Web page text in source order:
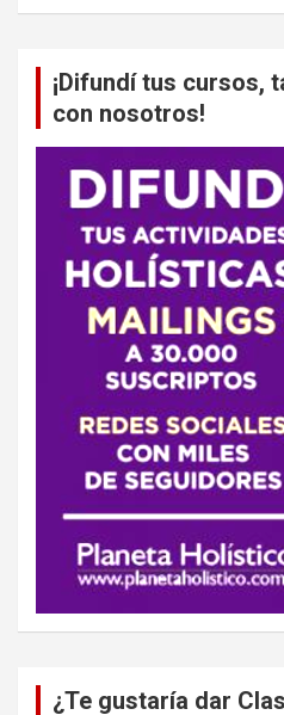
¡Difundí tus cursos,
con nosotros!
¿Te gustaría dar